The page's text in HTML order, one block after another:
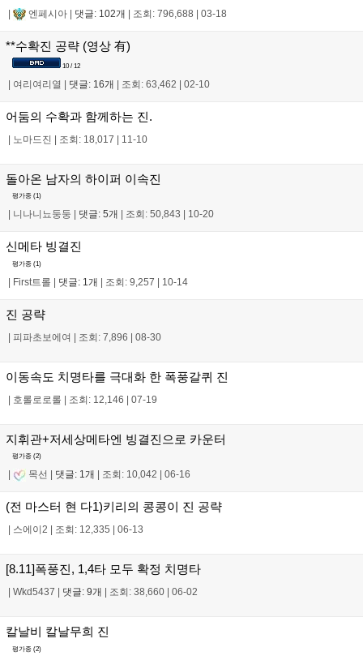
| 엔페시아 | 댓글: 102개 | 조회: 796,688 | 03-18
**수확진 공략 (영상 有)
10 / 12
여리여리열 댓글: 16개 조회: 63,462 02-10
어둠의 수확과 함께하는 진.
노마드진 조회: 18,017 11-10
돌아온 남자의 하이퍼 이속진
평가중 (1)
니나니뇨둥둥 댓글: 5개 조회: 50,843 10-20
신메타 빙결진
평가중 (1)
| First트롤 | 댓글: 1개 | 조회: 9,257 | 10-14
진 공략
| 피파초보에여 | 조회: 7,896 | 08-30
이동속도 치명타를 극대화 한 폭풍갈퀴 진
| 호롤로로롤 | 조회: 12,146 | 07-19
지휘관+저세상메타엔 빙결진으로 카운터
평가중 (2)
목선 댓글: 1개 조회: 10,042 06-16
(전 마스터 현 다1)키리의 콩콩이 진 공략
스에이2 조회: 12,335 06-13
[8.11]폭풍진, 1,4타 모두 확정 치명타
Wkd5437 댓글: 9개 조회: 38,660 06-02
칼날비 칼날무희 진
평가중 (2)